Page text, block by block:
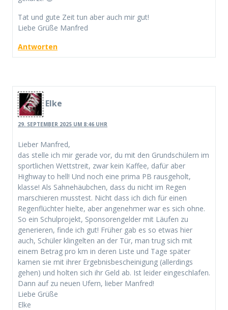
Tat und gute Zeit tun aber auch mir gut!
Liebe Grüße Manfred
Antworten
Elke
29. SEPTEMBER 2025 UM 8:46 UHR
Lieber Manfred,
das stelle ich mir gerade vor, du mit den Grundschülern im
sportlichen Wettstreit, zwar kein Kaffee, dafür aber
Highway to hell! Und noch eine prima PB rausgeholt,
klasse! Als Sahnehäubchen, dass du nicht im Regen
marschieren musstest. Nicht dass ich dich für einen
Regenflüchter hielte, aber angenehmer war es sich ohne.
So ein Schulprojekt, Sponsorengelder mit Läufen zu
generieren, finde ich gut! Früher gab es so etwas hier
auch, Schüler klingelten an der Tür, man trug sich mit
einem Betrag pro km in deren Liste und Tage später
kamen sie mit ihrer Ergebnisbescheinigung (allerdings
gehen) und holten sich ihr Geld ab. Ist leider eingeschlafen.
Dann auf zu neuen Ufern, lieber Manfred!
Liebe Grüße
Elke